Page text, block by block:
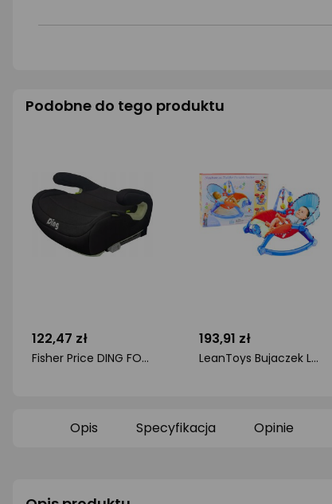
Podobne do tego produktu
122,47 zł
Fisher Price DING FOTELIK BOSTER I-SIZE NOEL BLACK ISOFIX 5420067910039
gwiazdki
193,91 zł
LeanToys Bujaczek Leżak Dla Maluszka + Pałąk Ze Zwierzakami (2201)
gwiazdki
Opis Specyfikacja Opinie